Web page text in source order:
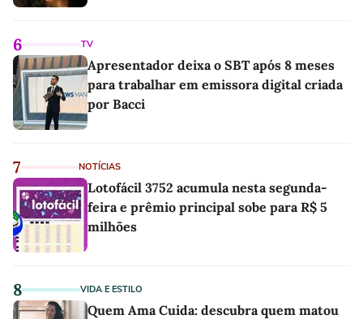
6 TV
Apresentador deixa o SBT após 8 meses
para trabalhar em emissora digital criada
por Bacci
7 NOTÍCIAS
Lotofácil 3752 acumula nesta segunda-
feira e prêmio principal sobe para R$ 5
milhões
8 VIDA E ESTILO
Quem Ama Cuida: descubra quem matou